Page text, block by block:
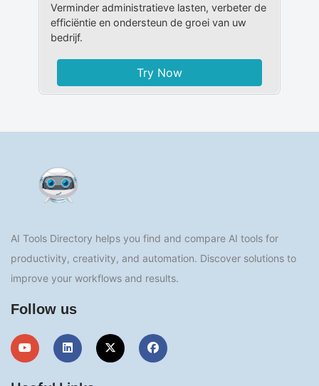
Verminder administratieve lasten, verbeter de
efficiëntie en ondersteun de groei van uw
bedrijf.
Try Now
AI Tools Directory helps you find and compare AI tools for
productivity, creativity, and automation. Discover solutions to
improve your workflows and results.
Follow us